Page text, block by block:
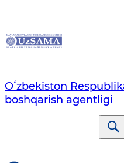
Oʻzbekiston
boshqarish agentligi